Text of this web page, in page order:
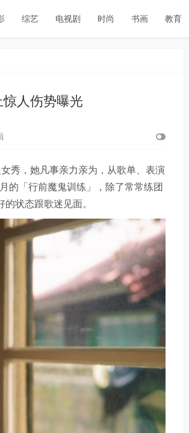
综艺 电视剧 时尚 书画 教育
上惊人伤势曝光
秀，她凡事亲力亲为，从歌单、表演
的「行前魔鬼训练」，除了常常练团
状态跟歌迷见面。